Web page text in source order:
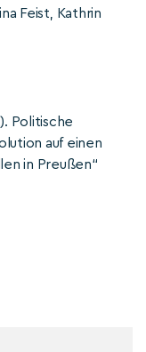
Feist, Kathrin
Politische
auf einen
in Preußen“